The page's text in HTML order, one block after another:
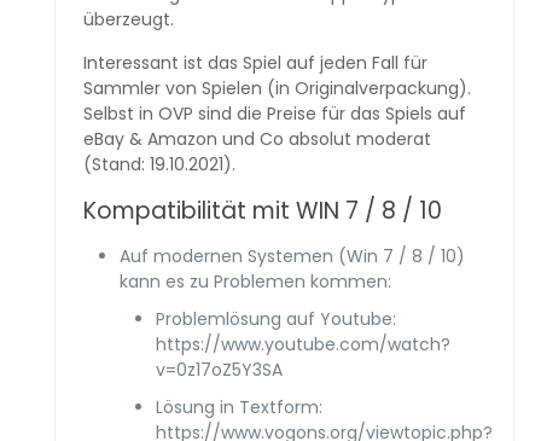
überzeugt.
Interessant ist das Spiel auf jeden Fall für
Sammler von Spielen (in Originalverpackung).
Selbst in OVP sind die Preise für das Spiels auf
eBay & Amazon und Co absolut moderat
(Stand: 19.10.2021).
Kompatibilität mit WIN 7 / 8 / 10
Auf modernen Systemen (Win 7 / 8 / 10)
kann es zu Problemen kommen:
Problemlösung auf Youtube:
https://www.youtube.com/watch?
v=0z17oZ5Y3SA
Lösung in Textform:
https://www.vogons.org/viewtopic.php?